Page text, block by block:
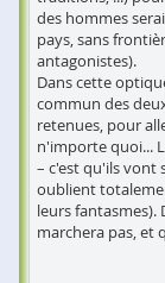
des hommes
pays, sans
antagonistes).
Dans cette
commun des
retenues, pour
n'importe quoi...
– c'est qu'ils vont
oublient
leurs
marchera pas, et